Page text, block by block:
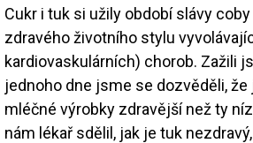
Cukr i tuk si užily období slávy
zdravého životního stylu
kardiovaskulárních) chorob. Zažili
jednoho dne jsme se dozvěděli,
mléčné výrobky zdravější než ty
nám lékař sdělil, jak je tuk